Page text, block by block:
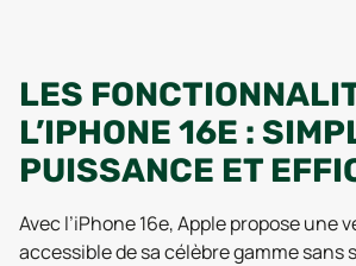
LES
L’IPHONE 16E :
PUISSANCE ET
Avec l’iPhone 16e, Apple propose une
accessible de sa célèbre gamme sans